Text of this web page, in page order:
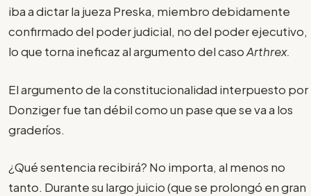
iba a dictar la jueza Preska, miembro debidamente
confirmado del poder judicial, no del poder ejecutivo,
lo que torna ineficaz al argumento del casoArthrex.
El argumento de la constitucionalidad interpuesto por
Donziger fue tan débil como un pase que se va a los
graderíos.
¿Qué sentencia recibirá? No importa, al menos no
tanto. Durante su largo juicio (que se prolongó en gran